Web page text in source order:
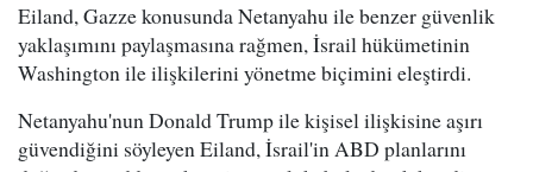
Eiland, Gazze konusunda Netanyahu ile benzer güvenlik
yaklaşımını paylaşmasına rağmen, İsrail hükümetinin
Washington ile ilişkilerini yönetme biçimini eleştirdi.
Netanyahu'nun Donald Trump ile kişisel ilişkisine aşırı
güvendiğini söyleyen Eiland, İsrail'in ABD planlarını